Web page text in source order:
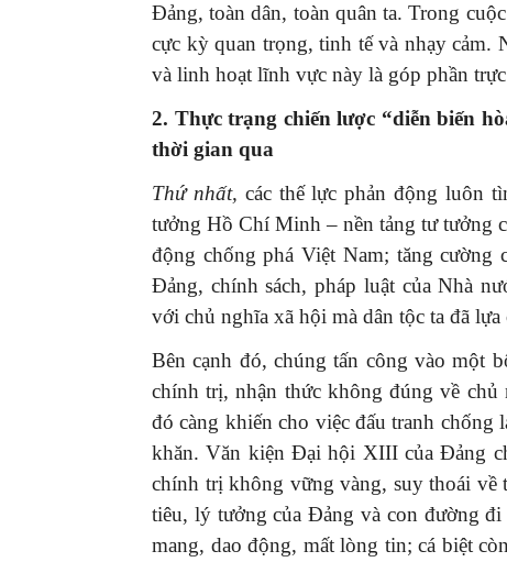
Đảng, toàn dân, toàn quân ta. Trong
cực kỳ quan trọng, tinh tế và nhạy cảm.
và linh hoạt lĩnh vực này là góp phần
2. Thực trạng chiến lược “diễn biến
thời gian qua
Thứ nhất, các thế lực phản động luôn
tưởng Hồ Chí Minh – nền tảng tư tưởng
động chống phá Việt Nam; tăng
Đảng, chính sách, pháp luật của Nhà
với chủ nghĩa xã hội mà dân tộc ta đã lựa
Bên cạnh đó, chúng tấn công vào một
chính trị, nhận thức không đúng về
đó càng khiến cho việc đấu tranh chống
khăn. Văn kiện Đại hội XIII của Đảng
chính trị không vững vàng, suy thoái
tiêu, lý tưởng của Đảng và con đường
mang, dao động, mất lòng tin; cá biệt